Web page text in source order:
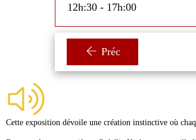
12h:30 - 17h:00
Préc
Cette exposition dévoile une création instinctive où